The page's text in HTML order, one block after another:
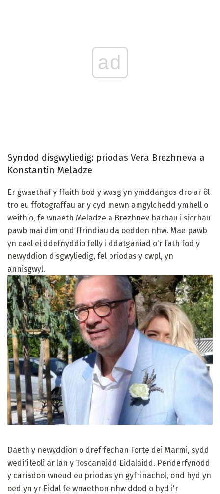
ad
Syndod disgwyliedig: priodas Vera Brezhneva a
Konstantin Meladze
Er gwaethaf y ffaith bod y wasg yn ymddangos dro ar ôl
tro eu ffotograffau ar y cyd mewn amgylchedd ymhell o
weithio, fe wnaeth Meladze a Brezhnev barhau i sicrhau
pawb mai dim ond ffrindiau da oedden nhw. Mae pawb
yn cael ei ddefnyddio felly i ddatganiad o'r fath fod y
newyddion disgwyliedig, fel priodas y cwpl, yn
annisgwyl.
Daeth y newyddion o dref fechan Forte dei Marmi, sydd
wedi'i leoli ar lan y Toscanaidd Eidalaidd. Penderfynodd
y cariadon wneud eu priodas yn gyfrinachol, ond hyd yn
oed yn yr Eidal fe wnaethon nhw ddod o hyd i'r